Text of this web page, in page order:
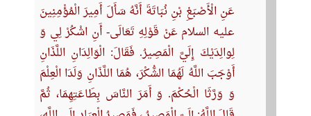
عَنِ الْأَصْبَغِ بْنِ نُبَاتَةَ أَنَّهُ سَأَلَ أَمِيرَ الْمُؤْمِنِينَ
علیه السلام عَنْ قَوْلِهِ تَعَالَى- أَنِ اشْكُرْ لِي‏ وَ
لِوالِدَيْكَ‏ إِلَيَّ الْمَصِيرُ. فَقَالَ: الْوَالِدَانِ اللَّذَانِ
أَوْجَبَ اللَّهُ لَهُمَا الشُّكْرَ، هُمَا اللَّذَانِ وَلَدَا الْعِلْمَ
وَ وَرَّثَا الْحُكْمَ. وَ أَمَرَ النَّاسَ بِطَاعَتِهِمَا، ثُمَّ